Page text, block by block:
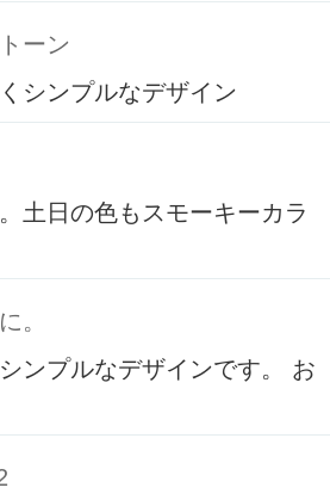
ーン
シンプルなデザイン
土日の色もスモーキーカラ
。
ンプルなデザインです。 お